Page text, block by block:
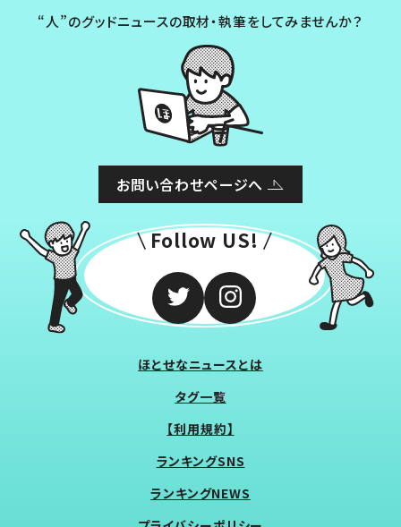
“人”のグッドニュースの取材・執筆をしてみませんか？
お問い合わせページへ
Follow US!
ほとせなニュースとは
タグ一覧
【利用規約】
ランキングSNS
ランキングNEWS